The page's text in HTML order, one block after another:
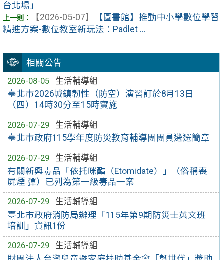
相關公告
2026-08-05
生活輔導組
臺北市2026城鎮韌性（防空）演習訂於8月13日
（四）14時30分至15時實施
2026-07-29
生活輔導組
臺北市政府115學年度防災教育輔導團團員遴選簡章
2026-07-29
生活輔導組
有關新興毒品「依托咪酯（Etomidate）」（俗稱喪
屍煙 彈）已列為第一級毒品一案
2026-07-29
生活輔導組
臺北市政府消防局辦理「115年第9期防災士英文班
培訓」資訊1份
2026-07-29
生活輔導組
台北場」
【2026-05-07】
【圖書館】推動中小學數位學習
精進方案-數位教室新玩法：Padlet ...